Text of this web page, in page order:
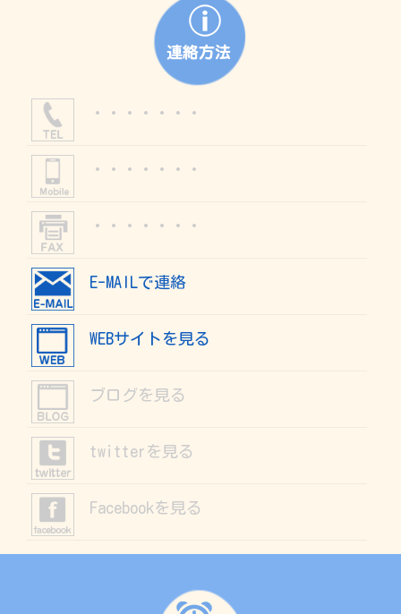
・・・・・・・
・・・・・・・
・・・・・・・
E-MAILで連絡
WEBサイトを見る
ブログを見る
twitterを見る
Facebookを見る